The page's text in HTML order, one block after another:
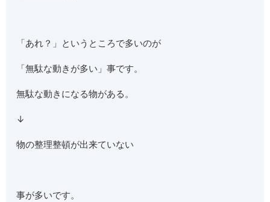
「あれ？」というところで多いのが
「無駄な動きが多い」事です。
無駄な動きになる物がある。
↓
物の整理整頓が出来ていない
事が多いです。